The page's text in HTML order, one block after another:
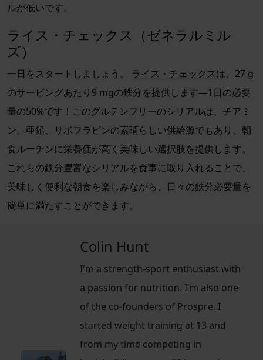
ルが低いです。
ライス・チェックス（ゼネラルミル
ズ）
一日をスタートしましょう。 ライス・チェックスは、27 g
のサービングあたり9 mgの鉄分を提供します—1日の必要
量の50%です！このグルテンフリーのシリアルは、チアミ
ン、亜鉛、リボフラビンの素晴らしい供給源でもあり、朝
食ルーチンに栄養価が高く美味しい選択肢を提供します。
これらの鉄分豊富なシリアルを食事に取り入れることで、
美味しく便利な朝食を楽しみながら、日々の鉄分必要量を
簡単に満たすことができます。
Colin Hunt
I'm a strength-sport enthusiast with
a passion for nutrition. I'm also one
of the co-founders of Prospre. I
started weight training at 13 and
from my time competing in